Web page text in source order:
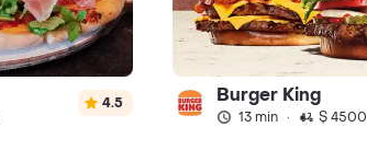
4.5 Burger King
13 min · $ 4500